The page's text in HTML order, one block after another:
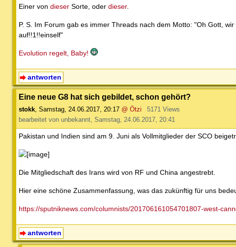
Einer von dieser Sorte, oder dieser.
P. S. Im Forum gab es immer Threads nach dem Motto: "Oh Gott,
auf!!1!!einself"
Evolution regelt, Baby!
antworten
Eine neue G8 hat sich gebildet, schon gehört?
stokk, Samstag, 24.06.2017, 20:17 @ Ötzi
5171 Views
bearbeitet von unbekannt, Samstag, 24.06.2017, 20:41
Pakistan und Indien sind am 9. Juni als Vollmitglieder der SCO
Die Mitgliedschaft des Irans wird von RF und China angestrebt.
Hier eine schöne Zusammenfassung, was das zukünftig für uns
https://sputniknews.com/columnists/201706161054701807-west-
antworten